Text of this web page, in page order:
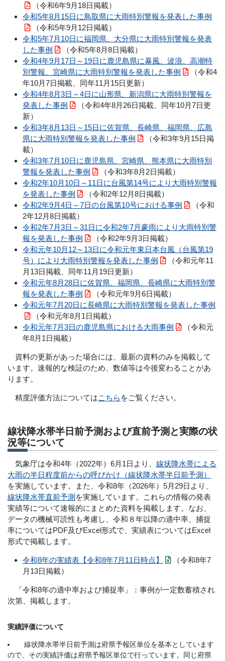
（令和6年9月18日掲載）
令和5年8月15日に鳥取県に大雨特別警報を発表した事例
（令和5年9月12日掲載）
令和5年7月10日に福岡県、大分県に大雨特別警報を発表
した事例
（令和5年8月8日掲載）
令和4年9月17日～19日に鹿児島県に暴風、波浪、高潮特
別警報、宮崎県に大雨特別警報を発表した事例
（令和4
年10月7日掲載、同年11月15日更新）
令和4年8月3日～4日に山形県、新潟県に大雨特別警報を
発表した事例
（令和4年8月26日掲載、同年10月7日更
新）
令和3年8月13日～15日に佐賀県、長崎県、福岡県、広島
県に大雨特別警報を発表した事例
（令和3年9月15日掲
載）
令和3年7月10日に鹿児島県、宮崎県、熊本県に大雨特別
警報を発表した事例
（令和3年8月2日掲載）
令和2年10月10日～11日に台風第14号により大雨特別警報
を発表した事例
（令和2年12月8日掲載）
令和2年9月4日～7日の台風第10号における事例
（令和
2年12月8日掲載）
令和2年7月3日～31日に令和2年7月豪雨により大雨特別警
報を発表した事例
（令和2年9月3日掲載）
令和元年10月12～13日に令和元年東日本台風（台風第19
号）により大雨特別警報を発表した事例
（令和元年11
月13日掲載、同年11月19日更新）
令和元年8月28日に佐賀県、福岡県、長崎県に大雨特別警
報を発表した事例
（令和元年9月6日掲載）
令和元年7月20日に長崎県に大雨特別警報を発表した事例
（令和元年8月1日掲載）
令和元年7月3日の鹿児島県における大雨事例
（令和元
年8月1日掲載）
資料の更新があった場合には、最新の資料のみを掲載して
います。速報的な検証のため、数値等は今後変わることがあ
ります。
精度評価方法についてはこちら をご覧ください。
線状降水帯半日前予測および直前予測と実際の状
況等について
気象庁は令和4年（2022年）6月1日より、 線状降水帯による
大雨の半日程度前からの呼びかけ（線状降水帯半日前予測）
を実施しています。また、令和8年（2026年）5月29日より、
線状降水帯直前予測 を実施しています。これらの情報の発表
実績等について速報的にまとめた資料を掲載します。なお、
データの機械可読性も考慮し、令和８年以降の適中率、捕捉
率についてはPDF及びExcel形式で、実績表についてはExcel
形式で掲載します。
令和8年の実績表【令和8年7月11日時点】
（令和8年7
月13日掲載）
「令和8年の適中率および捕捉率」：事例が一定数蓄積され
次第、掲載します。
実績評価について
線状降水帯半日前予測は府県予報区単位を基本としています
ので、その実績評価は府県予報区単位で行っています。同じ府県